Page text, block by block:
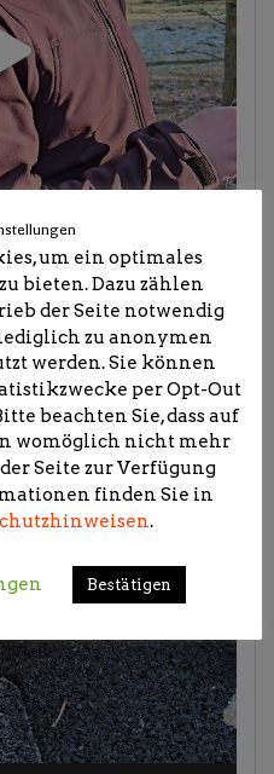
um ein optimales
bieten. Dazu zählen
der Seite notwendig
zu anonymen
werden. Sie können
per Opt-Out
beachten Sie, dass auf
womöglich nicht mehr
Seite zur Verfügung
finden Sie in
.
Bestätigen